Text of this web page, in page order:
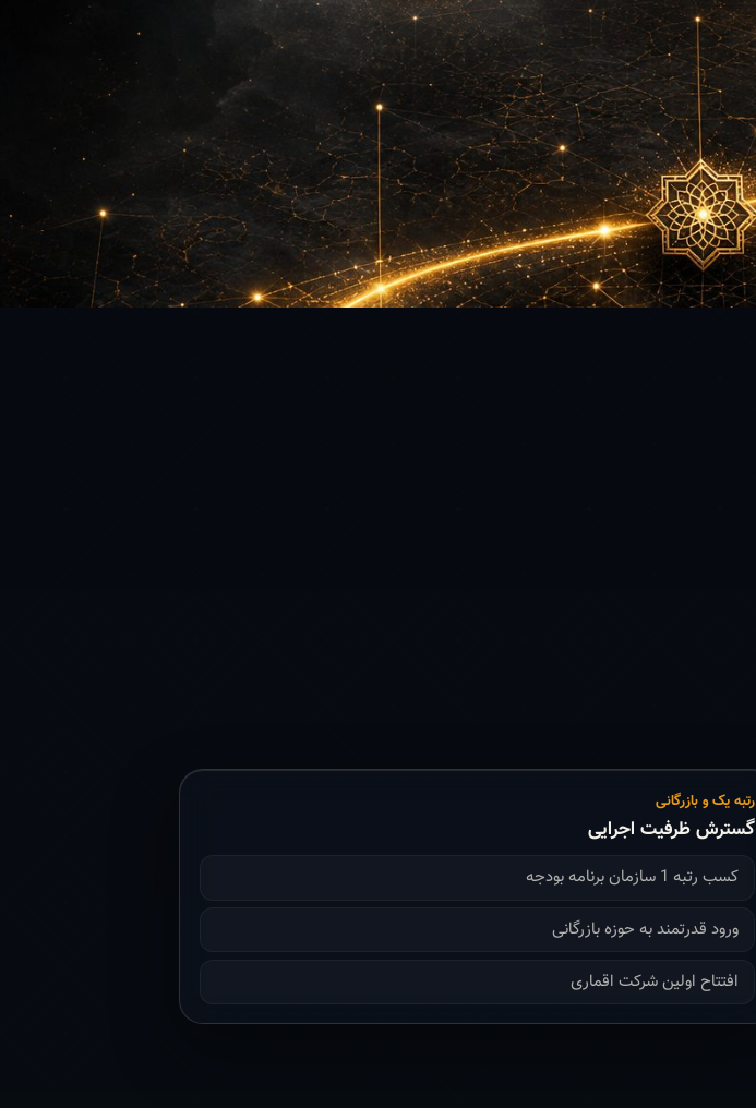
رتبه یک و بازرگانی
گسترش ظرفیت اجرایی
کسب رتبه 1 سازمان برنامه بودجه
ورود قدرتمند به حوزه بازرگانی
افتتاح اولین شرکت اقماری